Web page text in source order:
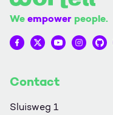
Weempower people.
Wortell op Facebook
Wortell op
Wortell op
Wortell
Contact
Sluisweg 1